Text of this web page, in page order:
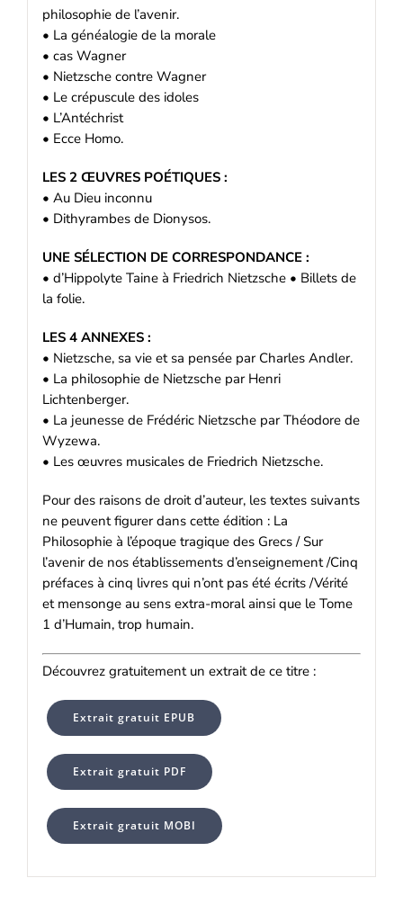
philosophie de l’avenir.
• La généalogie de la morale
• cas Wagner
• Nietzsche contre Wagner
• Le crépuscule des idoles
• L’Antéchrist
• Ecce Homo.
LES 2 ŒUVRES POÉTIQUES :
• Au Dieu inconnu
• Dithyrambes de Dionysos.
UNE SÉLECTION DE CORRESPONDANCE :
• d’Hippolyte Taine à Friedrich Nietzsche • Billets de
la folie.
LES 4 ANNEXES :
• Nietzsche, sa vie et sa pensée par Charles Andler.
• La philosophie de Nietzsche par Henri
Lichtenberger.
• La jeunesse de Frédéric Nietzsche par Théodore de
Wyzewa.
• Les œuvres musicales de Friedrich Nietzsche.
Pour des raisons de droit d’auteur, les textes suivants
ne peuvent figurer dans cette édition : La
Philosophie à l’époque tragique des Grecs / Sur
l’avenir de nos établissements d’enseignement /Cinq
préfaces à cinq livres qui n’ont pas été écrits /Vérité
et mensonge au sens extra-moral ainsi que le Tome
1 d’Humain, trop humain.
Découvrez gratuitement un extrait de ce titre :
Extrait gratuit EPUB
Extrait gratuit PDF
Extrait gratuit MOBI